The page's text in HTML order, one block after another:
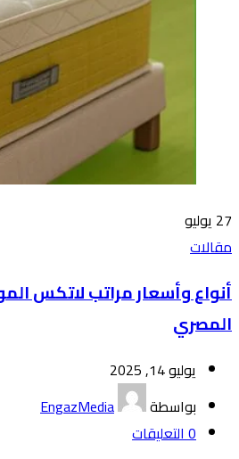
27 يوليو
مقالات
أنواع وأسعار مراتب لاتكس
المصري
يوليو 14, 2025
بواسطة
EngazMedia
0التعليقات